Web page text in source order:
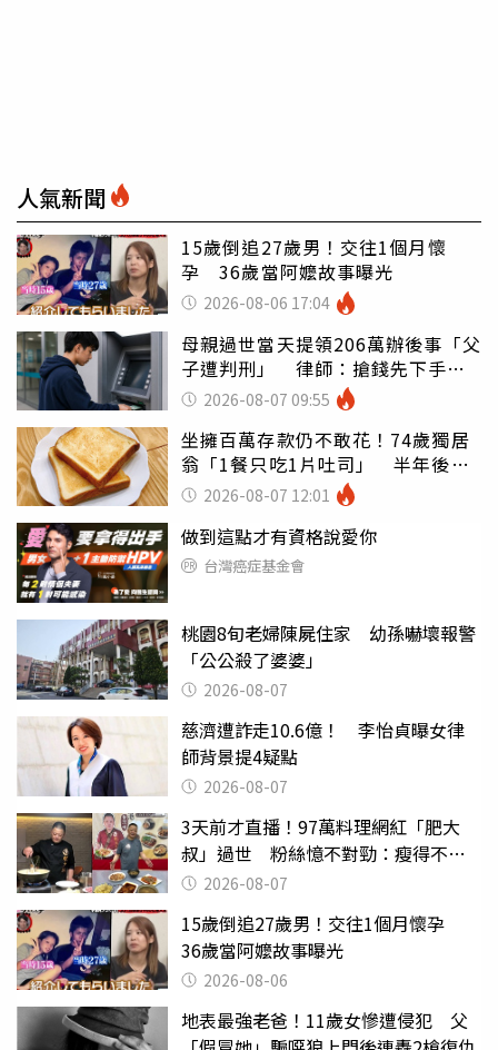
人氣新聞
15歲倒追27歲男！交往1個月懷
孕 36歲當阿嬤故事曝光
2026-08-06 17:04
母親過世當天提領206萬辦後事「父
子遭判刑」 律師：搶錢先下手是
罪 2026-08-07 09:55
坐擁百萬存款仍不敢花！74歲獨居
翁「1餐只吃1片吐司」 半年後暴
瘦嚇壞女兒
2026-08-07 12:01
做到這點才有資格說愛你
台灣癌症基金會
桃園8旬老婦陳屍住家 幼孫嚇壞報警
「公公殺了婆婆」
2026-08-07
慈濟遭詐走10.6億！ 李怡貞曝女律
師背景提4疑點
2026-08-07
3天前才直播！97萬料理網紅「肥大
叔」過世 粉絲憶不對勁：瘦得不合
理 2026-08-07
15歲倒追27歲男！交往1個月懷孕
36歲當阿嬤故事曝光
2026-08-06
地表最強老爸！11歲女慘遭侵犯 父